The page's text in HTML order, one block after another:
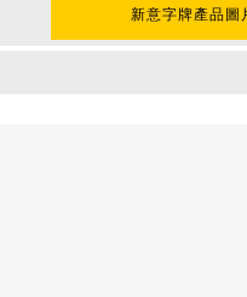
新意字牌產品圖